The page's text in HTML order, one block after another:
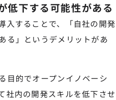
低下する可能性がある
入することで、「自社の開発
る」というデメリットがあ
目的でオープンイノベーシ
社内の開発スキルを低下させ